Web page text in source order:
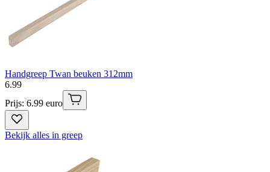
Handgreep Twan beuken 312mm
6.99
Prijs: 6.99 euro
Bekijk alles in greep